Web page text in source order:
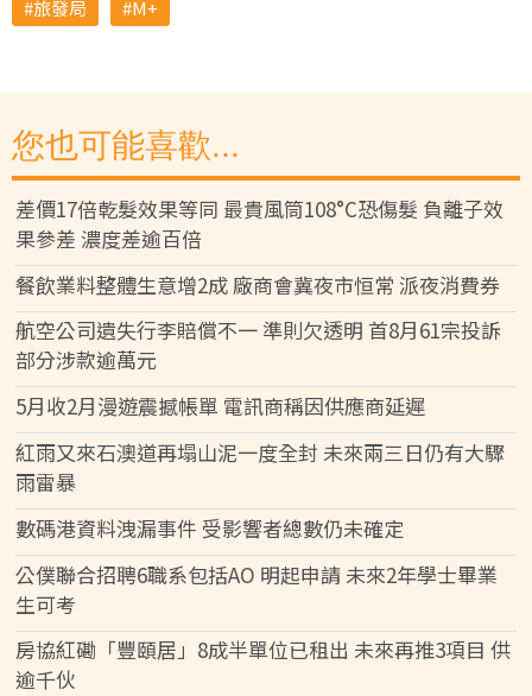
旅發局
M+
您也可能喜歡...
差價17倍乾髮效果等同 最貴風筒108°C恐傷髮 負離子效
果參差 濃度差逾百倍
餐飲業料整體生意增2成 廠商會冀夜市恒常 派夜消費券
航空公司遺失行李賠償不一 準則欠透明 首8月61宗投訴
部分涉款逾萬元
5月收2月漫遊震撼帳單 電訊商稱因供應商延遲
紅雨又來石澳道再塌山泥一度全封 未來兩三日仍有大驟
雨雷暴
數碼港資料洩漏事件 受影響者總數仍未確定
公僕聯合招聘6職系包括AO 明起申請 未來2年學士畢業
生可考
房協紅磡「豐頤居」8成半單位已租出 未來再推3項目 供
逾千伙